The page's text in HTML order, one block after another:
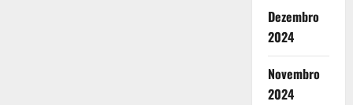
Dezembro
2024
Novembro
2024